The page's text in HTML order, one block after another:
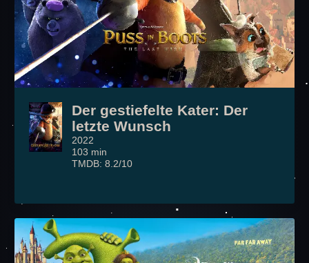
Der gestiefelte Kater: Der
letzte Wunsch
2022
103 min
TMDB: 8.2/10